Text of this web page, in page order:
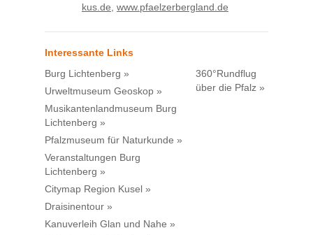
kus.de, www.pfaelzerbergland.de
Interessante Links
Burg Lichtenberg »
Urweltmuseum Geoskop »
Musikantenlandmuseum Burg
Lichtenberg »
Pfalzmuseum für Naturkunde »
Veranstaltungen Burg
Lichtenberg »
Citymap Region Kusel »
Draisinentour »
Kanuverleih Glan und Nahe »
360°Rundflug
über die Pfalz »